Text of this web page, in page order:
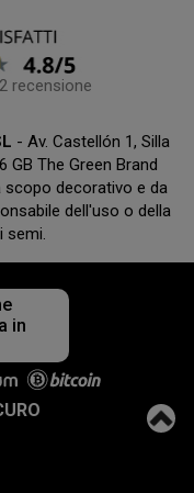
recensione
- Av. Castellón 1, Silla
GB The Green Brand
scopo decorativo e da
dell'uso o della
semi.
in